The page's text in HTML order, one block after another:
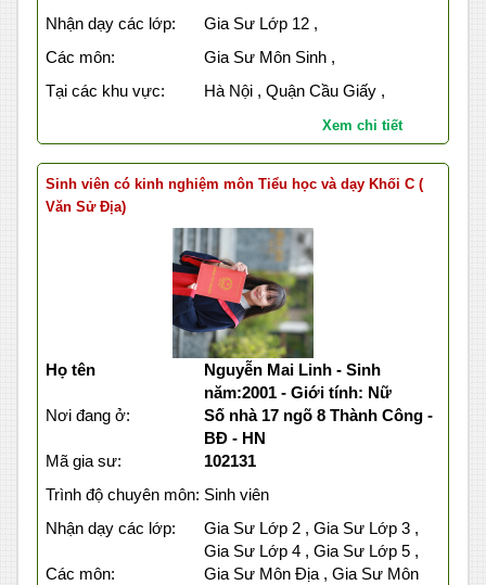
Nhận dạy các lớp:
Gia Sư Lớp 12 ,
Các môn:
Gia Sư Môn Sinh ,
Tại các khu vực:
Hà Nội , Quận Cầu Giấy ,
Xem chi tiết
Sinh viên có kinh nghiệm môn Tiểu học và dạy Khối C (
Văn Sử Địa)
Họ tên
Nguyễn Mai Linh - Sinh
năm:2001 - Giới tính: Nữ
Nơi đang ở:
Số nhà 17 ngõ 8 Thành Công -
BĐ - HN
Mã gia sư:
102131
Trình độ chuyên môn: Sinh viên
Nhận dạy các lớp:
Gia Sư Lớp 2 , Gia Sư Lớp 3 ,
Gia Sư Lớp 4 , Gia Sư Lớp 5 ,
Các môn:
Gia Sư Môn Địa , Gia Sư Môn